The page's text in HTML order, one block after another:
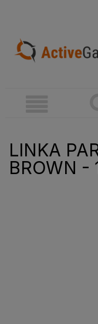
LINKA
BROWN -